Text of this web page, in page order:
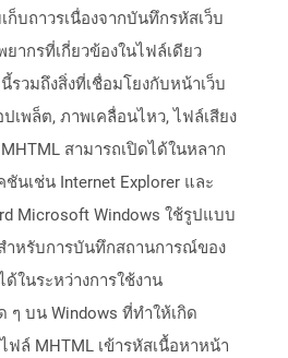
ก็บถาวรเนื่องจากบันทึกรหัสเว็บ
ยากรที่เกี่ยวข้องในไฟล์เดียว
รวมถึงสิ่งที่เชื่อมโยงกับหน้าเว็บ
เพล็ต, ภาพเคลื่อนไหว, ไฟล์เสียง
สามารถเปิดได้ในหลาก
นเช่น Internet Explorer และ
Microsoft Windows ใช้รูปแบบ
ำหรับการบันทึกสถานการณ์ของ
ในระหว่างการใช้งาน
ๆ บน Windows ที่ทำให้เกิด
ล์ MHTML เข้ารหัสเนื้อหาหน้า